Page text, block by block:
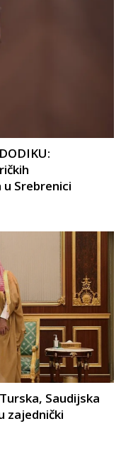
Srebrenici
Turska, Saudijska
zajednički